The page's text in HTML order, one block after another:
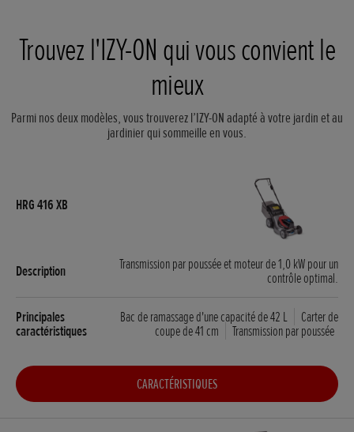
Trouvez l'IZY-ON qui vous convient le
mieux
Parmi nos deux modèles, vous trouverez l’IZY-ON adapté à votre jardin et au
jardinier qui sommeille en vous.
Transmission par poussée et moteur de 1,0 kW pour un
contrôle optimal.
Bac de ramassage d'une capacité de 42 L
Carter de
coupe de 41 cm
Transmission par poussée
CARACTÉRISTIQUES